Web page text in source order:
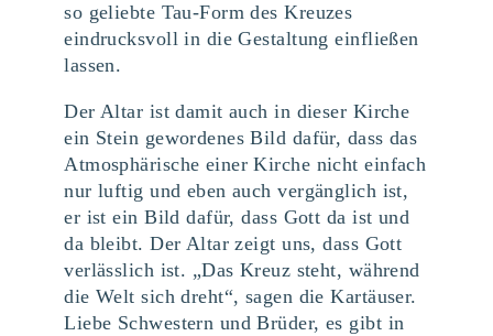
so geliebte Tau-Form des Kreuzes
eindrucksvoll in die Gestaltung einfließen
lassen.
Der Altar ist damit auch in dieser Kirche
ein Stein gewordenes Bild dafür, dass das
Atmosphärische einer Kirche nicht einfach
nur luftig und eben auch vergänglich ist,
er ist ein Bild dafür, dass Gott da ist und
da bleibt. Der Altar zeigt uns, dass Gott
verlässlich ist. „Das Kreuz steht, während
die Welt sich dreht“, sagen die Kartäuser.
Liebe Schwestern und Brüder, es gibt in